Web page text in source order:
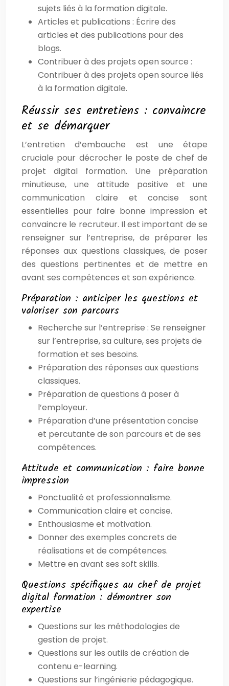
sujets liés à la formation digitale.
Articles et publications : Écrire des
articles et des publications pour des
blogs.
Contribuer à des projets open source :
Contribuer à des projets open source liés
à la formation digitale.
Réussir ses entretiens : convaincre
et se démarquer
L’entretien d’embauche est une étape
cruciale pour décrocher le poste de chef de
projet digital formation. Une préparation
minutieuse, une attitude positive et une
communication claire et concise sont
essentielles pour faire bonne impression et
convaincre le recruteur. Il est important de se
renseigner sur l’entreprise, de préparer les
réponses aux questions classiques, de poser
des questions pertinentes et de mettre en
avant ses compétences et son expérience.
Préparation : anticiper les questions et
valoriser son parcours
Recherche sur l’entreprise : Se renseigner
sur l’entreprise, sa culture, ses projets de
formation et ses besoins.
Préparation des réponses aux questions
classiques.
Préparation de questions à poser à
l’employeur.
Préparation d’une présentation concise
et percutante de son parcours et de ses
compétences.
Attitude et communication : faire bonne
impression
Ponctualité et professionnalisme.
Communication claire et concise.
Enthousiasme et motivation.
Donner des exemples concrets de
réalisations et de compétences.
Mettre en avant ses soft skills.
Questions spécifiques au chef de projet
digital formation : démontrer son
expertise
Questions sur les méthodologies de
gestion de projet.
Questions sur les outils de création de
contenu e-learning.
Questions sur l’ingénierie pédagogique.